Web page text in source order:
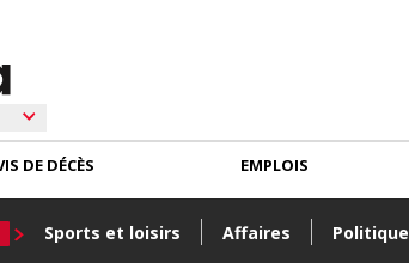
Sports et loisirs Affaires Politique
DE DÉCÈS EMPLOIS